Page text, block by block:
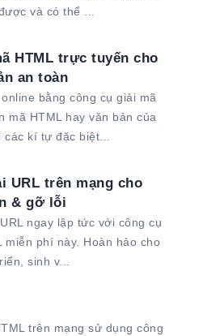
và có thể ...
HTML trực tuyến cho
an toàn
bằng công cụ giải mã
mã HTML hay văn bản của
các kí tự đặc biệt...
URL trên mạng cho
& gỡ lỗi
ngay lập tức với công cụ
miễn phí này. Hoàn hảo cho
sinh v...
trên mạng sử dụng công